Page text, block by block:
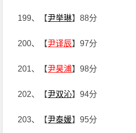
199、【尹举琳】88分
200、【尹译辰】97分
201、【尹昊浦】98分
202、【尹双沁】94分
203、【尹泰媛】95分